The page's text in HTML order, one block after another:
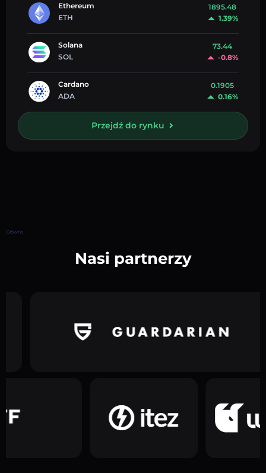
Ethereum
ETH
1895.48
1.39%
Solana
SOL
73.44
-0.8%
Cardano
ADA
0.1905
0.16%
Przejdź do rynku
Główna
Nasi partnerzy